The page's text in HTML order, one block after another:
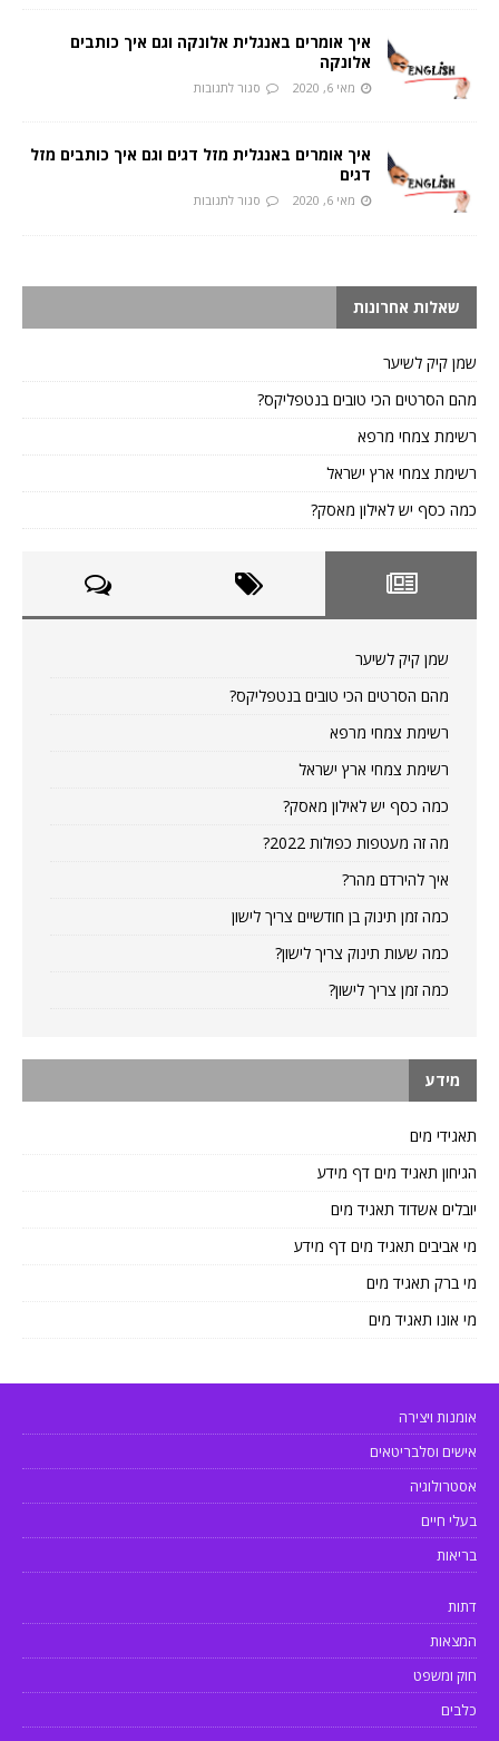
איך אומרים באנגלית אלונקה וגם איך כותבים
אלונקה
מאי 6, 2020 סגור לתגובות
איך אומרים באנגלית מזל דגים וגם איך כותבים מזל
דגים
מאי 6, 2020 סגור לתגובות
שאלות אחרונות
שמן קיק לשיער
מהם הסרטים הכי טובים בנטפליקס?
רשימת צמחי מרפא
רשימת צמחי ארץ ישראל
כמה כסף יש לאילון מאסק?
שמן קיק לשיער
מהם הסרטים הכי טובים בנטפליקס?
רשימת צמחי מרפא
רשימת צמחי ארץ ישראל
כמה כסף יש לאילון מאסק?
מה זה מעטפות כפולות 2022?
איך להירדם מהר?
כמה זמן תינוק בן חודשיים צריך לישון
כמה שעות תינוק צריך לישון?
כמה זמן צריך לישון?
מידע
תאגידי מים
הגיחון תאגיד מים דף מידע
יובלים אשדוד תאגיד מים
מי אביבים תאגיד מים דף מידע
מי ברק תאגיד מים
מי אונו תאגיד מים
אומנות ויצירה
אישים וסלבריטאים
אסטרולוגיה
בעלי חיים
בריאות
דתות
המצאות
חוק ומשפט
כלבים